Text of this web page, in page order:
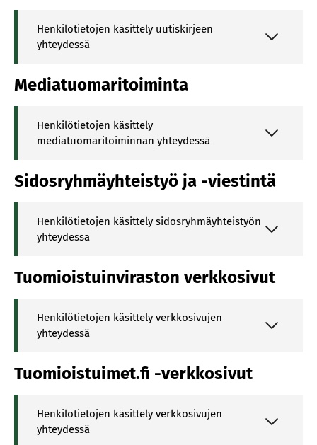
Henkilötietojen käsittely uutiskirjeen
yhteydessä
Mediatuomaritoiminta
Henkilötietojen käsittely
mediatuomaritoiminnan yhteydessä
Sidosryhmäyhteistyö ja -viestintä
Henkilötietojen käsittely sidosryhmäyhteistyön
yhteydessä
Tuomioistuinviraston verkkosivut
Henkilötietojen käsittely verkkosivujen
yhteydessä
Tuomioistuimet.fi -verkkosivut
Henkilötietojen käsittely verkkosivujen
yhteydessä